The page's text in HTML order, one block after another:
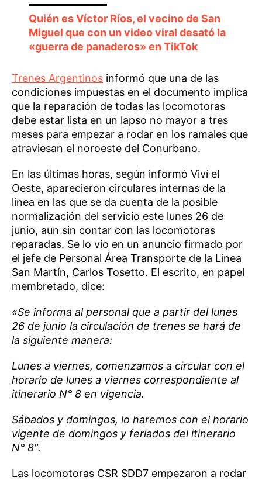
Quién es Víctor Ríos, el vecino de San
Miguel que con un video viral desató la
«guerra de panaderos» en TikTok
Trenes Argentinos informó que una de las
condiciones impuestas en el documento implica
que la reparación de todas las locomotoras
debe estar lista en un lapso no mayor a tres
meses para empezar a rodar en los ramales que
atraviesan el noroeste del Conurbano.
En las últimas horas, según informó Viví el
Oeste, aparecieron circulares internas de la
línea en las que se da cuenta de la posible
normalización del servicio este lunes 26 de
junio, aun sin contar con las locomotoras
reparadas. Se lo vio en un anuncio firmado por
el jefe de Personal Área Transporte de la Línea
San Martín, Carlos Tosetto. El escrito, en papel
membretado, dice:
«Se informa al personal que a partir del lunes
26 de junio la circulación de trenes se hará de
la siguiente manera:
Lunes a viernes, comenzamos a circular con el
horario de lunes a viernes correspondiente al
itinerario N° 8 en vigencia.
Sábados y domingos, lo haremos con el horario
vigente de domingos y feriados del itinerario
N° 8″.
Las locomotoras CSR SDD7 empezaron a rodar